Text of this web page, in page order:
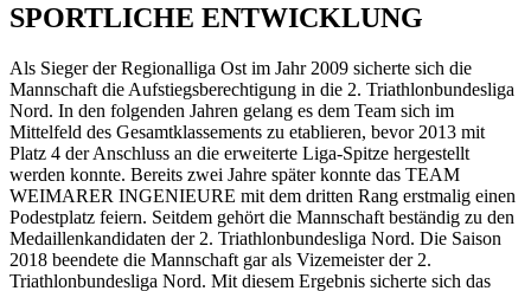
SPORTLICHE ENTWICKLUNG
Als Sieger der Regionalliga Ost im Jahr 2009 sicherte sich die
Mannschaft die Aufstiegsberechtigung in die 2. Triathlonbundesliga
Nord. In den folgenden Jahren gelang es dem Team sich im
Mittelfeld des Gesamtklassements zu etablieren, bevor 2013 mit
Platz 4 der Anschluss an die erweiterte Liga-Spitze hergestellt
werden konnte. Bereits zwei Jahre später konnte das TEAM
WEIMARER INGENIEURE mit dem dritten Rang erstmalig einen
Podestplatz feiern. Seitdem gehört die Mannschaft beständig zu den
Medaillenkandidaten der 2. Triathlonbundesliga Nord. Die Saison
2018 beendete die Mannschaft gar als Vizemeister der 2.
Triathlonbundesliga Nord. Mit diesem Ergebnis sicherte sich das